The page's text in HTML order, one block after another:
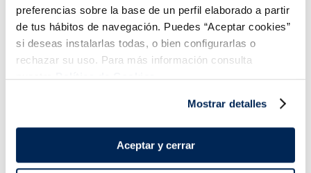
preferencias sobre la base de un perfil elaborado a partir
de tus hábitos de navegación. Puedes “Aceptar cookies”
si deseas instalarlas todas, o bien configurarlas o
rechazar su uso. Para más información consulta
nuestraPolítica de Cookies.
Mostrar detalles
Aceptar y cerrar
Listísimos
Brocoli